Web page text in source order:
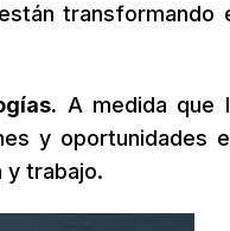
transformando
A medida que
y oportunidades
y trabajo.